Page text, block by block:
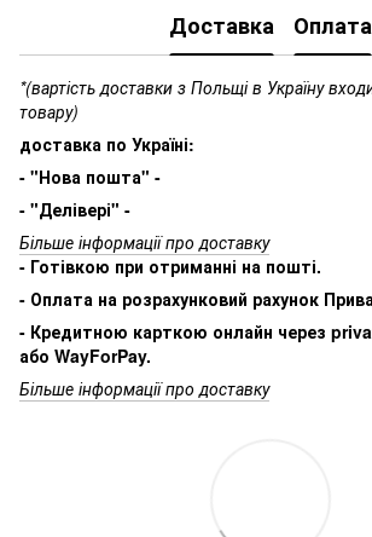
Доставка Оплата
*(вартість доставки з Польщі в Україну
товару)
доставка по Україні:
- "Нова пошта" -
- "Делівері" -
Більше інформації про доставку
- Готівкою при отриманні на пошті.
- Оплата на розрахунковий рахунок
- Кредитною карткою онлайн через
або WayForPay.
Більше інформації про доставку